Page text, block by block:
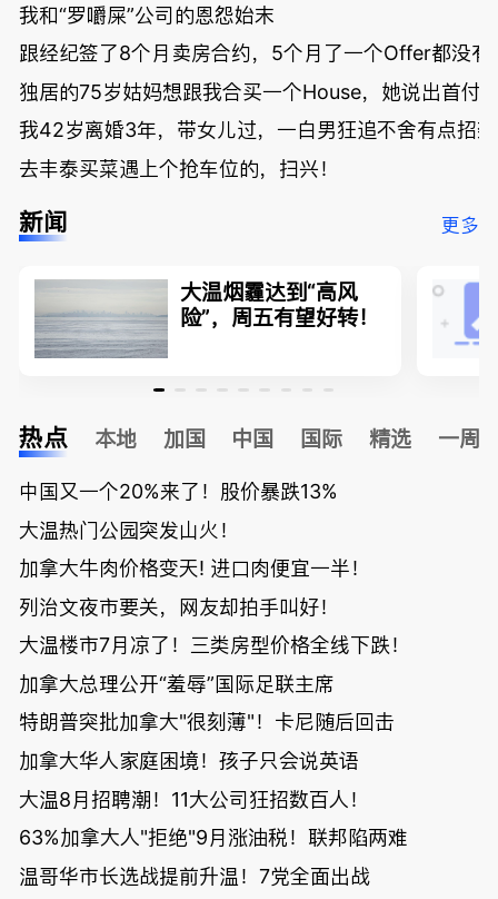
我和“罗嚼屎”公司的恩怨始末
跟经纪签了8个月卖房合约，5个月了一个Offer都没有
独居的75岁姑妈想跟我合买一个House，她说出首付
我42岁离婚3年，带女儿过，一白男狂追不舍有点招
去丰泰买菜遇上个抢车位的，扫兴！
新闻 更多
大温烟霾达到“高风
险”，周五有望好转！
热点 本地 加国 中国 国际 精选 一周
中国又一个20%来了！股价暴跌13%
大温热门公园突发山火！
加拿大牛肉价格变天! 进口肉便宜一半！
列治文夜市要关，网友却拍手叫好！
大温楼市7月凉了！三类房型价格全线下跌！
加拿大总理公开“羞辱”国际足联主席
特朗普突批加拿大"很刻薄"！卡尼随后回击
加拿大华人家庭困境！孩子只会说英语
大温8月招聘潮！11大公司狂招数百人！
63%加拿大人"拒绝"9月涨油税！联邦陷两难
温哥华市长选战提前升温！7党全面出战